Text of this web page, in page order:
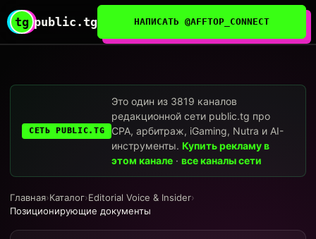
tg public.tg НАПИСАТЬ @AFFTOP_CONNECT
СЕТЬ PUBLIC.TG
Это один из 3819 каналов
редакционной сети public.tg про
CPA, арбитраж, iGaming, Nutra и AI-
инструменты.Купить рекламу в
этом канале ·все каналы сети
Главная›Каталог›Editorial Voice & Insider›
Позиционирующие документы